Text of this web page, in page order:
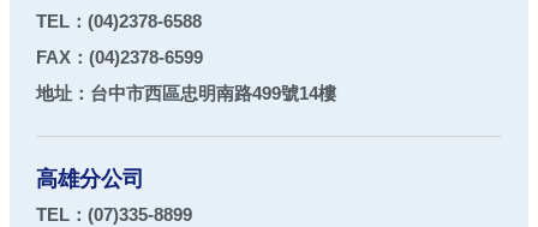
TEL： (04)2378-6588
FAX： (04)2378-6599
地址： 台中市西區忠明南路499號14樓
高雄分公司
TEL： (07)335-8899